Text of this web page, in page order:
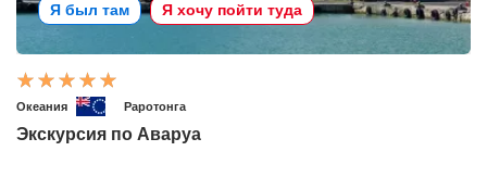
Я был там Я хочу пойти туда
Океания Раротонга
Экскурсия по Аваруа